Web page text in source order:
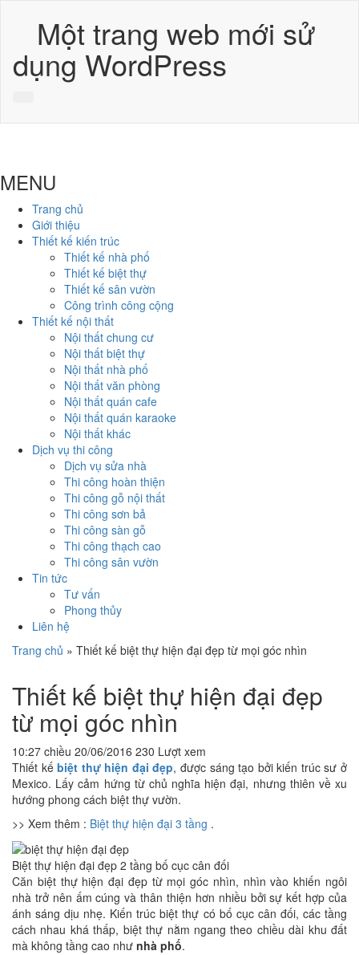
Một trang web mới sử
dụng WordPress
MENU
Trang chủ
Giới thiệu
Thiết kế kiến trúc
Thiết kế nhà phố
Thiết kế biệt thự
Thiết kế sân vườn
Công trình công cộng
Thiết kế nội thất
Nội thất chung cư
Nội thất biệt thự
Nội thất nhà phố
Nội thất văn phòng
Nội thất quán cafe
Nội thất quán karaoke
Nội thất khác
Dịch vụ thi công
Dịch vụ sửa nhà
Thi công hoàn thiện
Thi công gỗ nội thất
Thi công sơn bả
Thi công sàn gỗ
Thi công thạch cao
Thi công sân vườn
Tin tức
Tư vấn
Phong thủy
Liên hệ
Trang chủ » Thiết kế biệt thự hiện đại đẹp từ mọi góc nhìn
Thiết kế biệt thự hiện đại đẹp
từ mọi góc nhìn
10:27 chiều 20/06/2016 230 Lượt xem
Thiết kếbiệt thự hiện đại đẹp, được sáng tạo bởi kiến trúc sư ở
Mexico. Lấy cảm hứng từ chủ nghĩa hiện đại, nhưng thiên về xu
hướng phong cách biệt thự vườn.
>> Xem thêm : Biệt thự hiện đại 3 tầng .
Biệt thự hiện đại đẹp 2 tầng bố cục cân đối
Căn biệt thự hiện đại đẹp từ mọi góc nhìn, nhìn vào khiến ngôi
nhà trở nên ấm cúng và thân thiện hơn nhiều bởi sự kết hợp của
ánh sáng dịu nhẹ. Kiến trúc biệt thự có bố cục cân đối, các tầng
cách nhau khá thấp, biệt thự nằm ngang theo chiều dài khu đất
mà không tầng cao như nhà phố.